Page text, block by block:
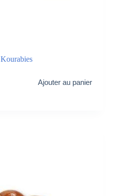
Kourabies
Ajouter au panier